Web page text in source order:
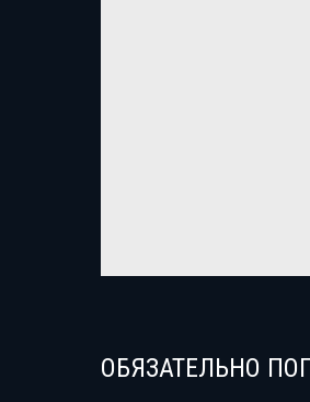
ОБЯЗАТЕЛЬНО